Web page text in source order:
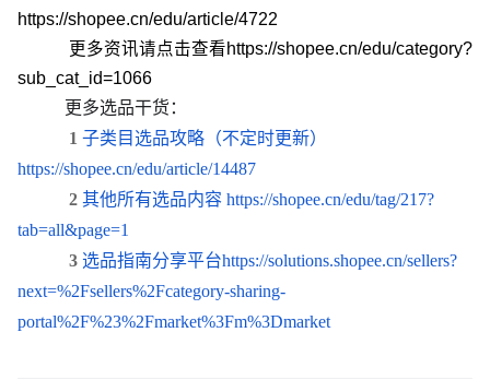
https://shopee.cn/edu/article/4722
更多资讯请点击查看https://shopee.cn/edu/category?
sub_cat_id=1066
更多选品干货 ：
1 子类 目选品攻略（不定时更新）
https://shopee.cn/edu/article/14487
2 其他所有选品内容 https://shopee.cn/edu/tag/217?
tab=all&page=1
3 选品指南分享平台https://solutions.shopee.cn/sellers?
next=%2Fsellers%2Fcategory-sharing-
portal%2F%23%2Fmarket%3Fm%3Dmarket